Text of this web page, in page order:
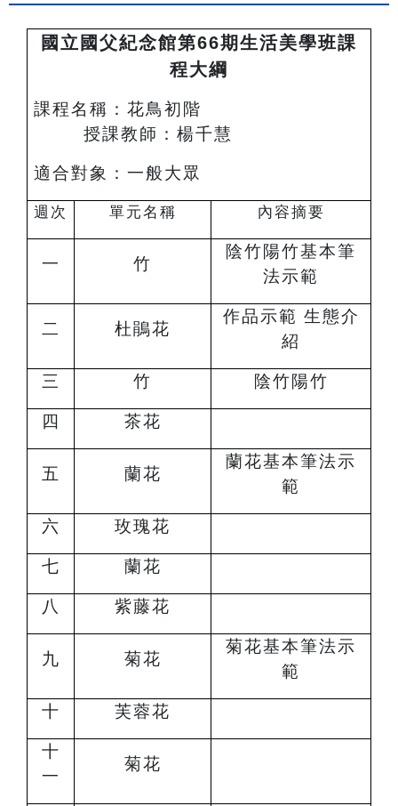
國立國父紀念館第66期生活美學班課
程大綱
課程名稱：花鳥初階
授課教師：楊千慧
適合對象：一般大眾
週次 單元名稱 內容摘要
一 竹
陰竹陽竹基本筆
法示範
二 杜鵑花
作品示範 生態介
紹
三 竹 陰竹陽竹
四 茶花
五 蘭花
蘭花基本筆法示
範
六 玫瑰花
七 蘭花
八 紫藤花
九 菊花
菊花基本筆法示
範
十 芙蓉花
十
一
菊花